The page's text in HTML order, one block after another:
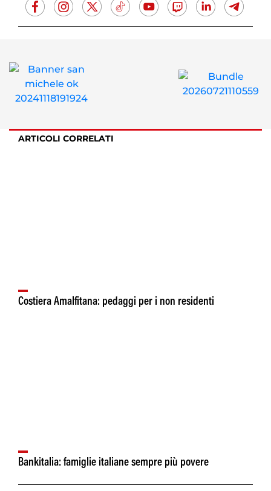
ARTICOLI CORRELATI
Costiera Amalfitana: pedaggi per i non residenti
Bankitalia: famiglie italiane sempre più povere